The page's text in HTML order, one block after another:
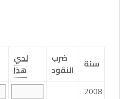
سنة
ضرب
النقود
لدي
هذا
2008